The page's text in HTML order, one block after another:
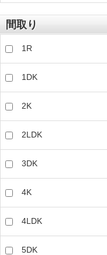
間取り
1R
1DK
2K
2LDK
3DK
4K
4LDK
5DK